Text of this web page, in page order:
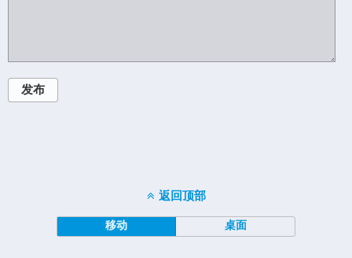
发布
返回顶部
移动 桌面